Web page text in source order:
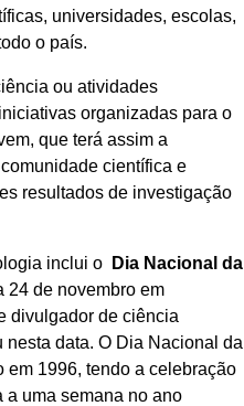
universidades, escolas,
o país.
ou atividades
organizadas para o
que terá assim a
científica e
resultados de investigação
inclui o
Dia Nacional da
24 de novembro em
divulgador de ciência
data. O Dia Nacional da
1996, tendo a celebração
uma semana no ano